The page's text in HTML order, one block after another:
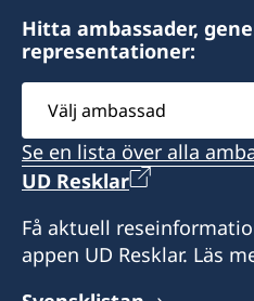
Assistant de la
Hubert Abel Ognondoun
Hitta ambassader,
representationer:
Välj
ambassad
Se en lista över alla
UD Resklar
Få aktuell
appen UD Resklar. Läs